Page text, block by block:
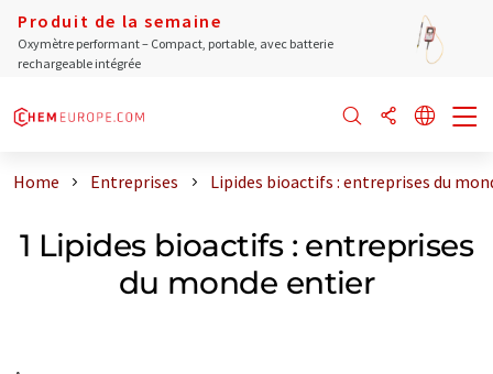
Produit de la semaine
Oxymètre performant – Compact, portable, avec batterie
rechargeable intégrée
Home Entreprises Lipides bioactifs : entreprises du
1 Lipides bioactifs : entreprises
du monde entier